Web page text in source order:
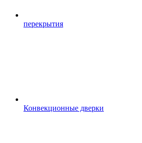
перекрытия
Конвекционные дверки